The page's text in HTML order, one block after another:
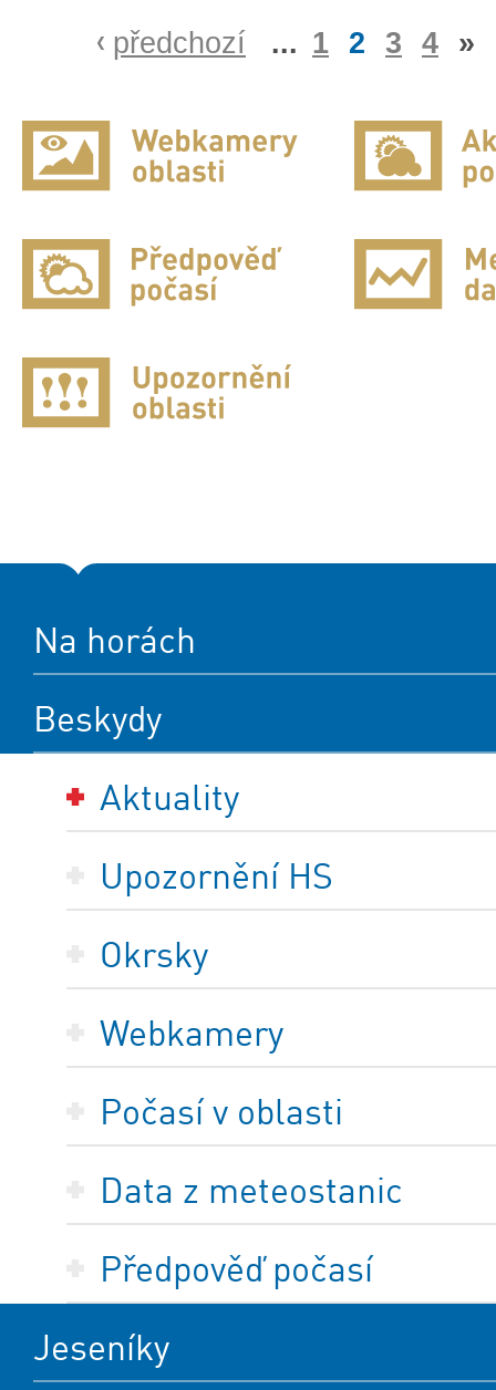
předchozí ... 1 2 3 4 »
Na horách
Beskydy
Aktuality
Upozornění HS
Okrsky
Webkamery
Počasí v oblasti
Data z meteostanic
Předpověď počasí
Jeseníky